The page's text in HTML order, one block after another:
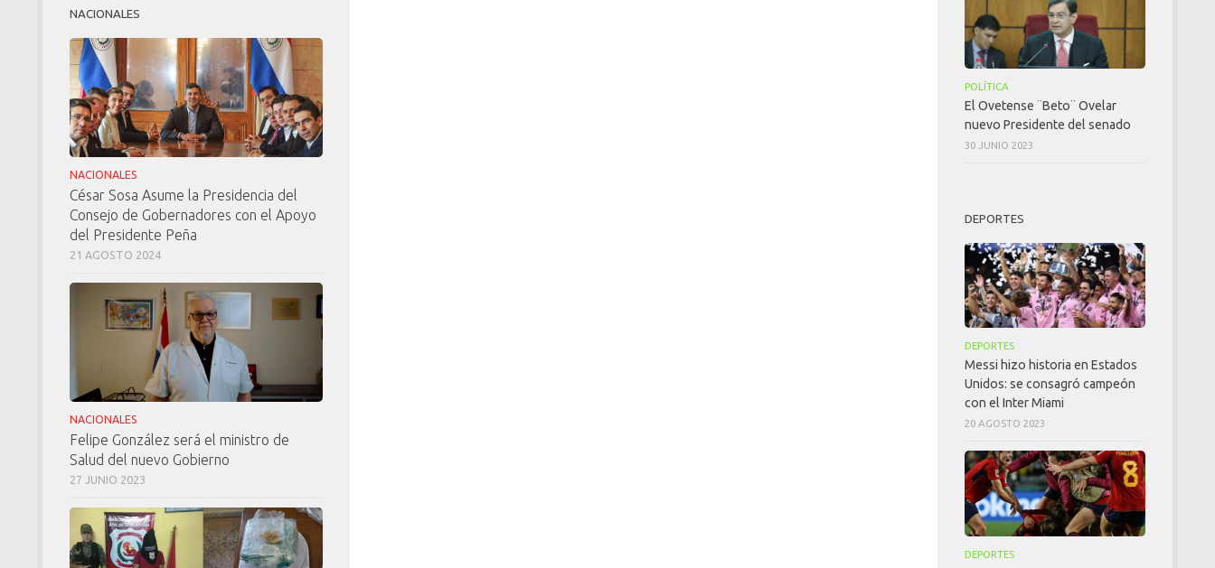
NACIONALES
NACIONALES
César Sosa Asume la Presidencia del
Consejo de Gobernadores con el Apoyo
del Presidente Peña
21 AGOSTO 2024
NACIONALES
Felipe González será el ministro de
Salud del nuevo Gobierno
27 JUNIO 2023
POLÍTICA
El Ovetense ¨Beto¨ Ovelar
nuevo Presidente del senado
30 JUNIO 2023
DEPORTES
DEPORTES
Messi hizo historia en Estados
Unidos: se consagró campeón
con el Inter Miami
20 AGOSTO 2023
DEPORTES